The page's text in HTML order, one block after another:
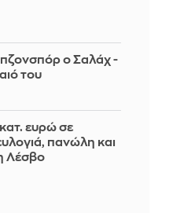
ο Σαλάχ -
του
ευρώ σε
πανώλη και
Λέσβο